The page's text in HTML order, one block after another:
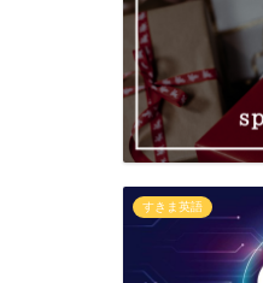
すきま英語